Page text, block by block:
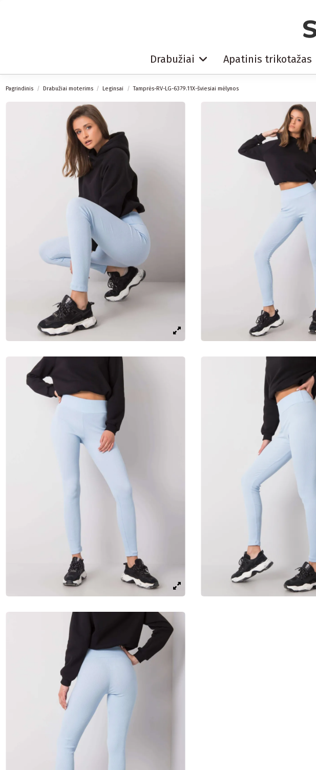
Drabužiai Apatinis trikotažas
Pagrindinis Drabužiai moterims Leginsai Tamprės-RV-LG-6379.11X-šviesiai mėlynos